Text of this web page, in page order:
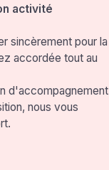
activité
sincèrement pour la
accordée tout au
d'accompagnement
nous vous